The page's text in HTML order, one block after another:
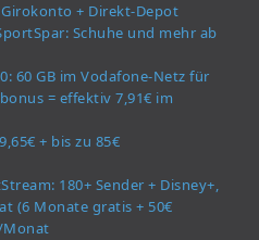
+ Direkt-Depot
Schuhe und mehr ab
60 GB im Vodafone-Netz für
= effektiv 7,91€ im
+ bis zu 85€
180+ Sender + Disney+,
(6 Monate gratis + 50€
Monat